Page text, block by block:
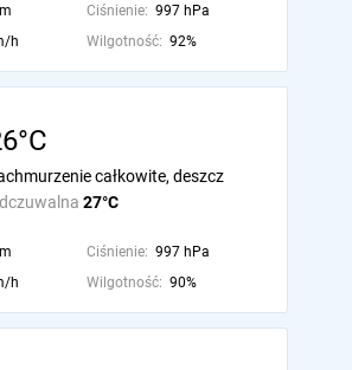
Ciśnienie: 997 hPa
h Wilgotność: 92%
27°C
całkowite, deszcz
Ciśnienie: 997 hPa
h Wilgotność: 90%